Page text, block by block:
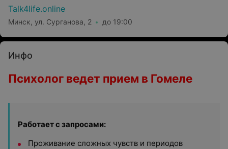
Talk4life.online
Минск, ул. Сурганова, 2 до 19:00
Инфо
Психолог ведет прием в Гомеле
Работает с запросами:
Проживание сложных чувств и периодов